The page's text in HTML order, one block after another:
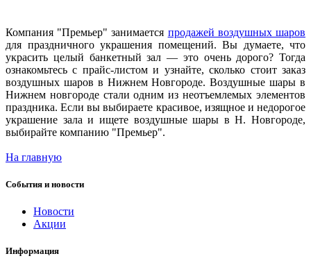
Компания "Премьер" занимается продажей воздушных шаров
для праздничного украшения помещений. Вы думаете, что
украсить целый банкетный зал — это очень дорого? Тогда
ознакомьтесь с прайс-листом и узнайте, сколько стоит заказ
воздушных шаров в Нижнем Новгороде. Воздушные шары в
Нижнем новгороде стали одним из неотъемлемых элементов
праздника. Если вы выбираете красивое, изящное и недорогое
украшение зала и ищете воздушные шары в Н. Новгороде,
выбирайте компанию "Премьер".
На главную
События и новости
Новости
Акции
Информация